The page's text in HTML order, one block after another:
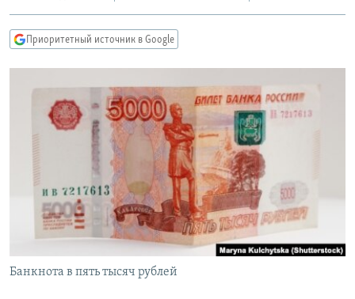
Вернутся
КАВКАЗ.РЕАЛИИ
СИБИРЬ.РЕАЛИИ
РАСПИСАНИЕ ВЕЩАНИЯ
ПОДПИШИТЕСЬ НА РАССЫЛКУ
СОЦИАЛЬНЫЕ СЕТИ
Приоритетный источник в Google
Банкнота в пять тысяч рублей